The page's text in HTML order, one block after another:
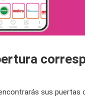
sus puertas